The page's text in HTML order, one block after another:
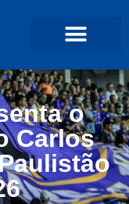
o
Carlos